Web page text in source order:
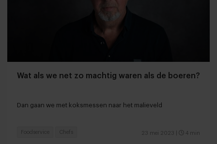
Wat als we net zo machtig waren als de boeren?
Dan gaan we met koksmessen naar het malieveld
23 mei 2023 4 min
Foodservice Chefs